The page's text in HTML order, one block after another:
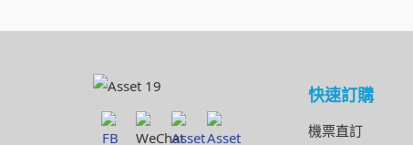
快速訂購
機票直訂